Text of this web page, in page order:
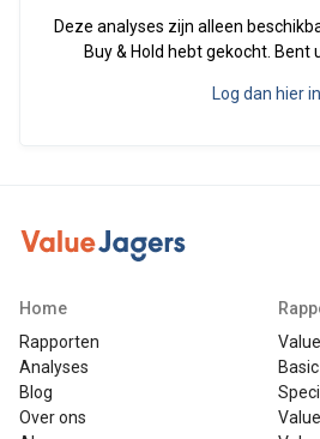
Deze analyses zijn alleen
Buy & Hold hebt gekocht. Bent
Log dan hier in.
Home
Rapporten
Analyses
Blog
Over ons